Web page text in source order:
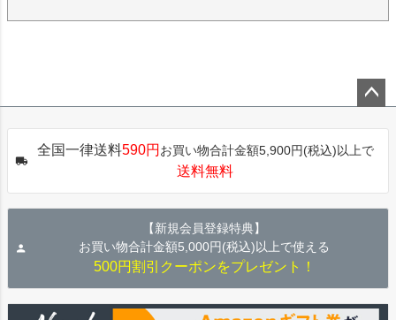
ップ
全国一律送料590円 お買い物合計金額5,900円(税込)以上で
送料無料
【新規会員登録特典】
お買い物合計金額5,000円(税込)以上で使える
500円割引クーポンをプレゼント！